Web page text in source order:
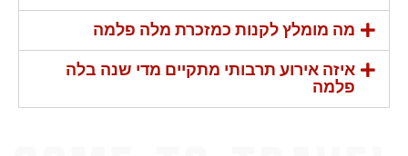
מה מומלץ לקנות כמזכרת מלה פלמה
איזה אירוע תרבותי מתקיים מדי שנה בלה
פלמה